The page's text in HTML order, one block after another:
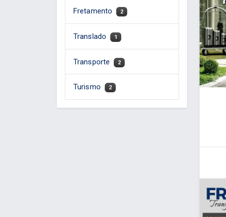
Fretamento 2
Translado 1
Transporte 2
Turismo 2